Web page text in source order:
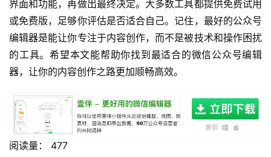
界面和功能，再做出最终决定。大多数工具都提供免费试用
或免费版，足够你评估是否适合自己。记住，最好的公众号
编辑器是能让你专注于内容创作，而不是被技术和操作困扰
的工具。希望本文能帮助你找到最适合的微信公众号编辑
器，让你的内容创作之路更加顺畅高效。
阅读量： 477